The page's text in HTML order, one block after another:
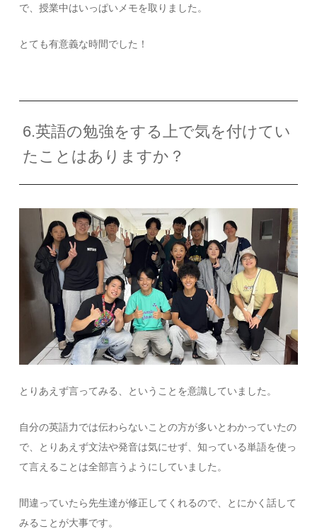
で、授業中はいっぱいメモを取りました。
とても有意義な時間でした！
6.英語の勉強をする上で気を付けてい
たことはありますか？
とりあえず言ってみる、ということを意識していました。
自分の英語力では伝わらないことの方が多いとわかっていたの
で、とりあえず文法や発音は気にせず、知っている単語を使っ
て言えることは全部言うようにしていました。
間違っていたら先生達が修正してくれるので、とにかく話して
みることが大事です。